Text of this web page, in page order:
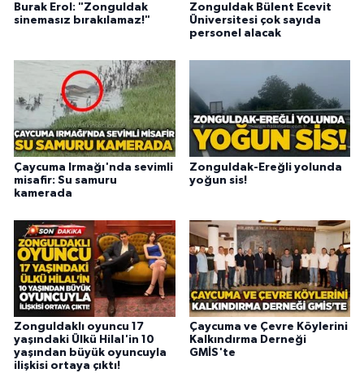
Burak Erol: "Zonguldak
sinemasız bırakılamaz!"
Zonguldak Bülent Ecevit
Üniversitesi çok sayıda
personel alacak
Çaycuma Irmağı'nda sevimli
misafir: Su samuru
kamerada
Zonguldak-Ereğli yolunda
yoğun sis!
Zonguldaklı oyuncu 17
yaşındaki Ülkü Hilal'in 10
yaşından büyük oyuncuyla
ilişkisi ortaya çıktı!
Çaycuma ve Çevre Köylerini
Kalkındırma Derneği
GMİS'te